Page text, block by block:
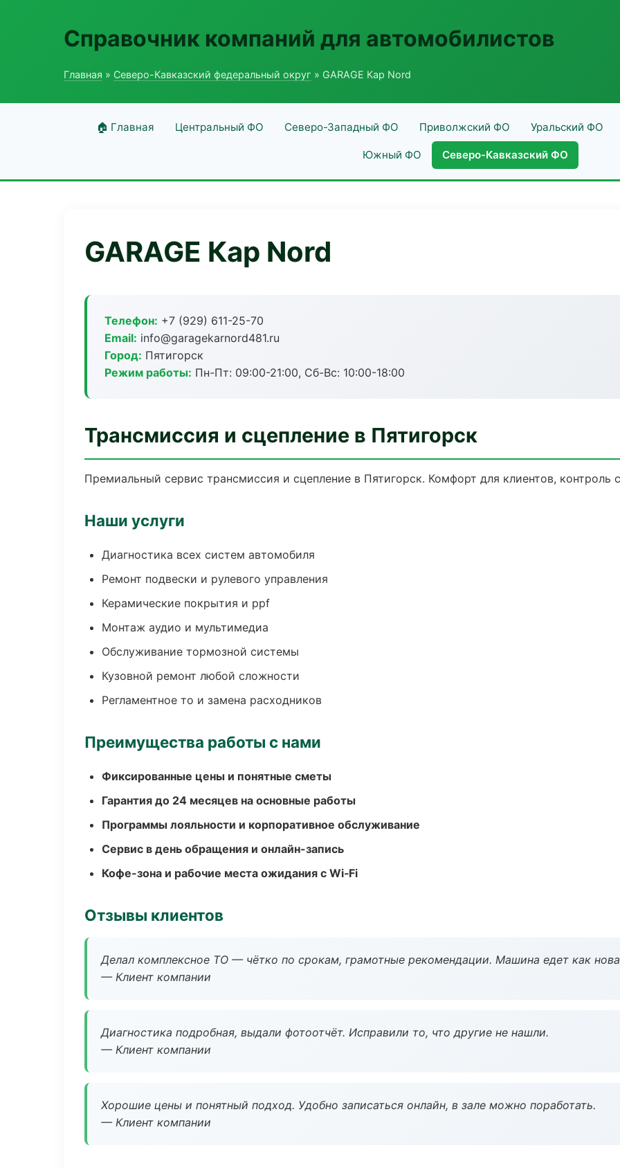
Справочник компаний для автомобилистов
Главная » Северо-Кавказский федеральный округ » GARAGE Кар Nord
🏠 Главная Центральный ФО Северо-Западный ФО Приволжский ФО Уральский ФО
Южный ФО Северо-Кавказский ФО
GARAGE Кар Nord
Телефон: +7 (929) 611-25-70
Email: info@garagekarnord481.ru
Город: Пятигорск
Режим работы: Пн-Пт: 09:00-21:00, Сб-Вс: 10:00-18:00
Трансмиссия и сцепление в Пятигорск
Премиальный сервис трансмиссия и сцепление в Пятигорск. Комфорт для клиентов, контроль
Наши услуги
Диагностика всех систем автомобиля
Ремонт подвески и рулевого управления
Керамические покрытия и ppf
Монтаж аудио и мультимедиа
Обслуживание тормозной системы
Кузовной ремонт любой сложности
Регламентное то и замена расходников
Преимущества работы с нами
Фиксированные цены и понятные сметы
Гарантия до 24 месяцев на основные работы
Программы лояльности и корпоративное обслуживание
Сервис в день обращения и онлайн-запись
Кофе-зона и рабочие места ожидания с Wi‑Fi
Отзывы клиентов
Делал комплексное ТО — чётко по срокам, грамотные рекомендации. Машина едет как
— Клиент компании
Диагностика подробная, выдали фотоотчёт. Исправили то, что другие не нашли.
— Клиент компании
Хорошие цены и понятный подход. Удобно записаться онлайн, в зале можно поработать.
— Клиент компании